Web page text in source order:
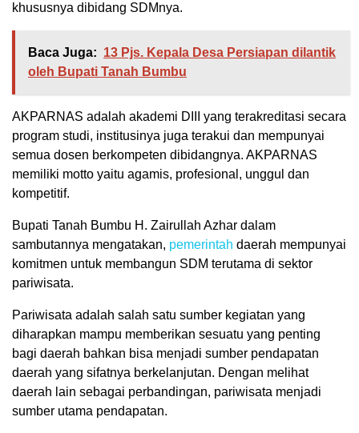
khususnya dibidang SDMnya.
Baca Juga: 13 Pjs. Kepala Desa Persiapan dilantik
oleh Bupati Tanah Bumbu
AKPARNAS adalah akademi DIII yang terakreditasi secara
program studi, institusinya juga terakui dan mempunyai
semua dosen berkompeten dibidangnya. AKPARNAS
memiliki motto yaitu agamis, profesional, unggul dan
kompetitif.
Bupati Tanah Bumbu H. Zairullah Azhar dalam
sambutannya mengatakan, pemerintah daerah mempunyai
komitmen untuk membangun SDM terutama di sektor
pariwisata.
Pariwisata adalah salah satu sumber kegiatan yang
diharapkan mampu memberikan sesuatu yang penting
bagi daerah bahkan bisa menjadi sumber pendapatan
daerah yang sifatnya berkelanjutan. Dengan melihat
daerah lain sebagai perbandingan, pariwisata menjadi
sumber utama pendapatan.